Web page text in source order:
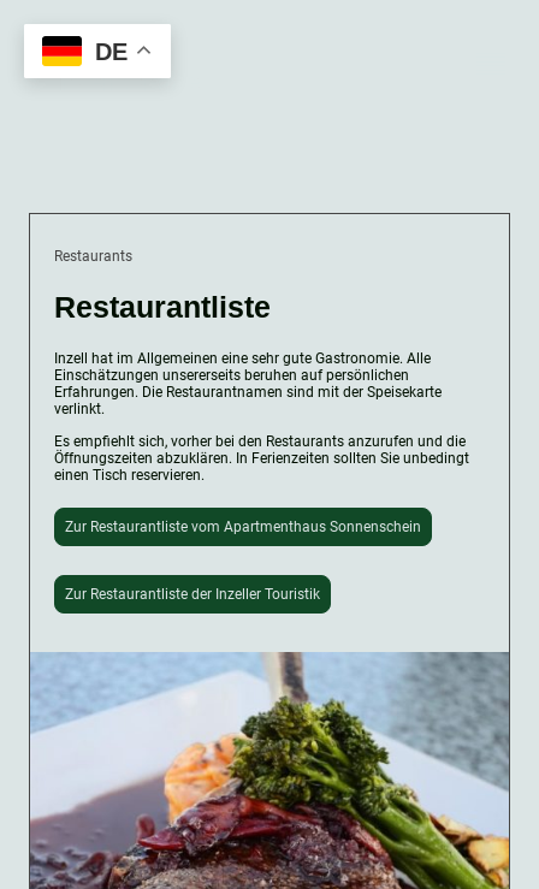
Inzell.Online
Restaurants
Restaurantliste
Inzell hat im Allgemeinen eine sehr gute Gastronomie. Alle
Einschätzungen unsererseits beruhen auf persönlichen
Erfahrungen. Die Restaurantnamen sind mit der Speisekarte
verlinkt.
Es empfiehlt sich, vorher bei den Restaurants anzurufen und die
Öffnungszeiten abzuklären. In Ferienzeiten sollten Sie unbedingt
einen Tisch reservieren.
Zur Restaurantliste vom Apartmenthaus Sonnenschein
Zur Restaurantliste der Inzeller Touristik
DE